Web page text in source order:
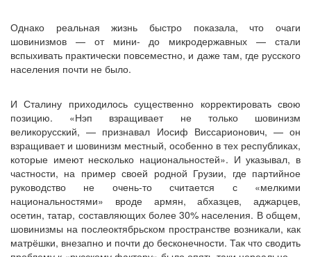
Однако реальная жизнь быстро показала, что очаги
шовинизмов — от мини- до микродержавных — стали
вспыхивать практически повсеместно, и даже там, где русского
населения почти не было.
И Сталину приходилось существенно корректировать свою
позицию. «Нэп взращивает не только шовинизм
великорусский, — признавал Иосиф Виссарионович, — он
взращивает и шовинизм местный, особенно в тех республиках,
которые имеют несколько национальностей». И указывал, в
частности, на пример своей родной Грузии, где партийное
руководство не очень-то считается с «мелкими
национальностями» вроде армян, абхазцев, аджарцев,
осетин, татар, составляющих более 30% населения. В общем,
шовинизмы на послеоктябрьском пространстве возникали, как
матрёшки, внезапно и почти до бесконечности. Так что сводить